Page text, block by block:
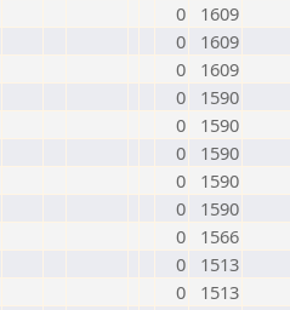
0
1609
0
1609
0
1609
0
1590
0
1590
0
1590
0
1590
0
1590
0
1566
0
1513
0
1513